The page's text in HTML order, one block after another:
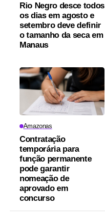
Rio Negro desce todos
os dias em agosto e
setembro deve definir
o tamanho da seca em
Manaus
Amazonas
Contratação
temporária para
função permanente
pode garantir
nomeação de
aprovado em
concurso